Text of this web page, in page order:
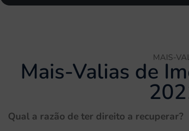
MAIS-
Mais-Valias de
Qual a razão de ter direito a recuperar?